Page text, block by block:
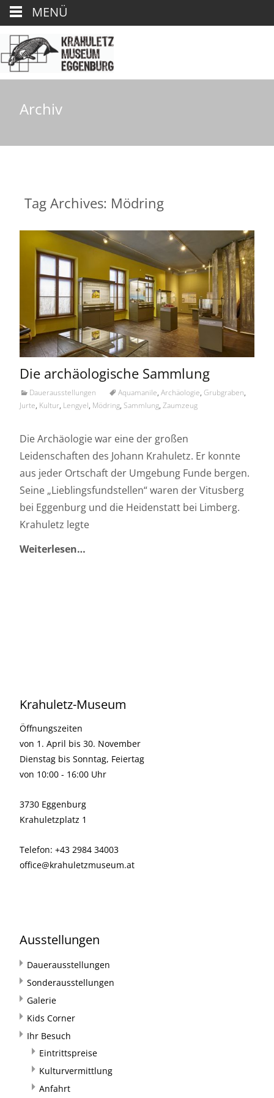
Archiv
Tag Archives: Mödring
Die archäologische Sammlung
Dauerausstellungen Aquamanile, Archäologie, Grubgraben,
Jurte, Kultur, Lengyel, Mödring, Sammlung, Zaumzeug
Die Archäologie war eine der großen
Leidenschaften des Johann Krahuletz. Er konnte
aus jeder Ortschaft der Umgebung Funde bergen.
Seine „Lieblingsfundstellen“ waren der Vitusberg
bei Eggenburg und die Heidenstatt bei Limberg.
Krahuletz legte
Weiterlesen…
Krahuletz-Museum
Öffnungszeiten
von 1. April bis 30. November
Dienstag bis Sonntag, Feiertag
von 10:00 - 16:00 Uhr
3730 Eggenburg
Krahuletzplatz 1
Telefon: +43 2984 34003
office@krahuletzmuseum.at
Ausstellungen
Dauerausstellungen
Sonderausstellungen
Galerie
Kids Corner
Ihr Besuch
Eintrittspreise
Kulturvermittlung
Anfahrt
MENÜ